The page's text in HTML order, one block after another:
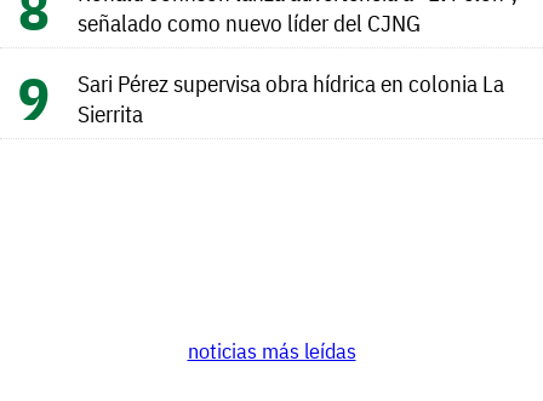
señalado como nuevo líder del CJNG
Sari Pérez supervisa obra hídrica en colonia La
Sierrita
noticias más leídas